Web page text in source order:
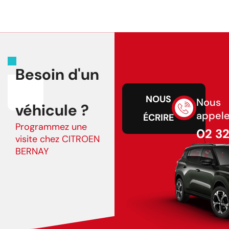
Besoin d'un
véhicule ?
Programmez une
visite chez CITROEN
BERNAY
NOUS
ÉCRIRE
Nous
02 32
43 75
02